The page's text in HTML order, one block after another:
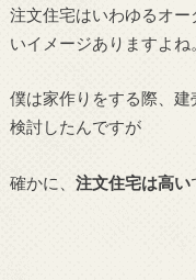
注文住宅はいわゆるオ
いイメージありますよね。
僕は家作りをする際、
検討したんですが
確かに、 注文住宅は高い